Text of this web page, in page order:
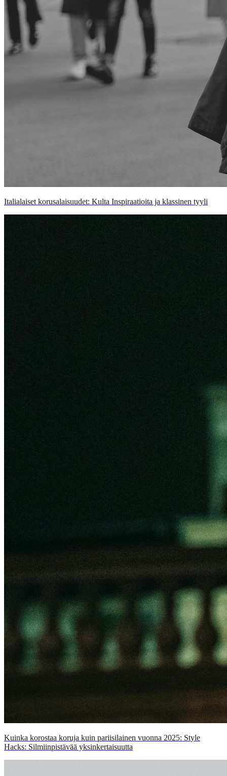
Italialaiset korusalaisuudet: Kulta Inspiraatioita ja klassinen tyyli
Kuinka korostaa koruja kuin pariisilainen vuonna 2025: Style
Hacks: Silmiinpistävää yksinkertaisuutta